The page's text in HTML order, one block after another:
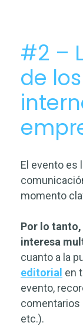
#2 –
de
El evento es
momento
Por lo
interesa
cuanto a la
editorial en
evento,
comentarios
etc.).